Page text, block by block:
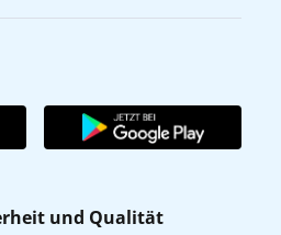
und Qualität